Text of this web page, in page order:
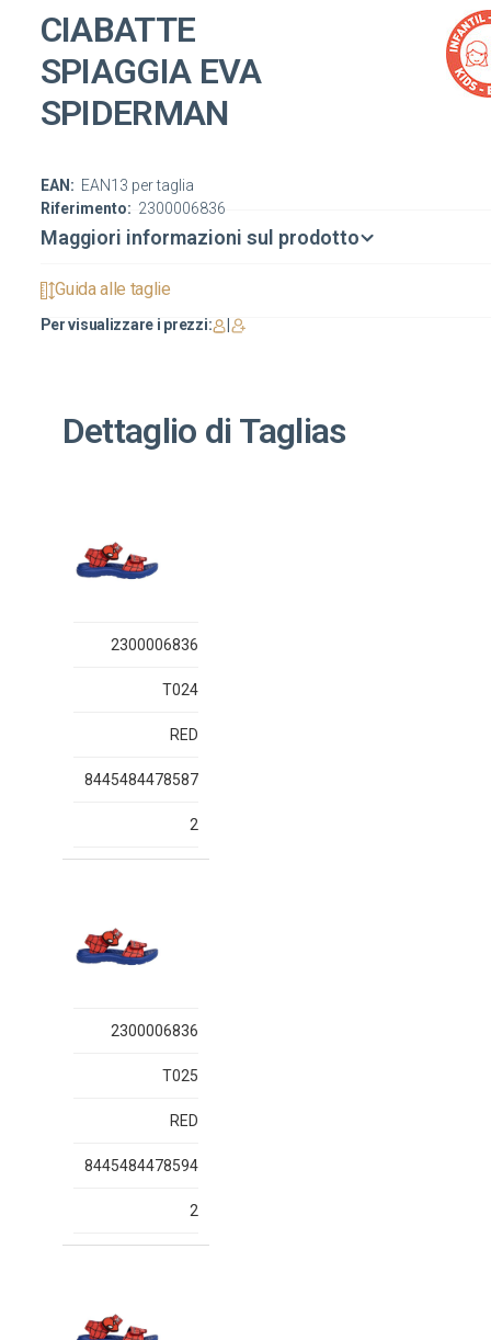
CIABATTE
SPIAGGIA EVA
SPIDERMAN
Riferimento: 2300006836
EAN: EAN13 per taglia
Maggiori informazioni sul prodotto
Guida alle taglie
Per visualizzare i prezzi:
Dettaglio di Taglias
2300006836
T024
RED
8445484478587
2
2300006836
T025
RED
8445484478594
2